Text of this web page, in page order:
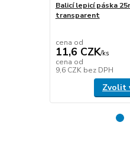
Balicí lepicí páska
transparent
cena od
11,6 CZK/ks
cena od
9,6 CZK bez DPH
Zvolit